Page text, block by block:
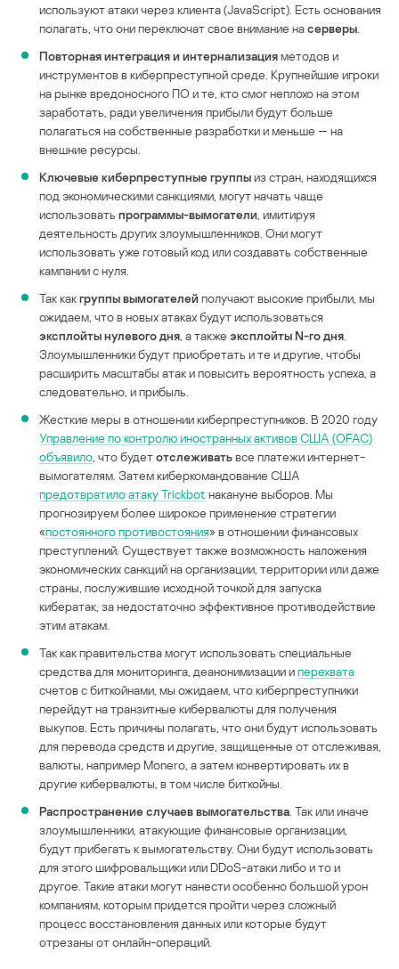
используют атаки через клиента (JavaScript). Есть основания
полагать, что они переключат свое внимание насерверы
Повторная интеграция и интернализацияметодов и
инструментов в киберпреступной среде. Крупнейшие игроки
на рынке вредоносного ПО и те, кто смог неплохо на этом
заработать, ради увеличения прибыли будут больше
полагаться на собственные разработки и меньше — на
внешние ресурсы.
Ключевые киберпреступные группыиз стран, находящихся
под экономическими санкциями, могут начать чаще
использовать программы-вымогатели , имитируя
деятельность других злоумышленников. Они могут
использовать уже готовый код или создавать собственные
кампании с нуля.
Так какгруппы вымогателейполучают высокие прибыли, мы
ожидаем, что в новых атаках будут использоваться
эксплойты нулевого дня , а также эксплойты N-го дня
Злоумышленники будут приобретать и те и другие, чтобы
расширить масштабы атак и повысить вероятность успеха, а
следовательно, и прибыль.
Жесткие меры в отношении киберпреступников. В 2020 году
Управление по контролю иностранных активов США (OFAC)
объявило , что будетотслеживатьвсе платежи интернет-
вымогателям. Затем киберкомандование США
предотвратило атаку Trickbot накануне выборов. Мы
прогнозируем более широкое применение стратегии
«постоянного противостояния» в отношении финансовых
преступлений. Существует также возможность наложения
экономических санкций на организации, территории или даже
страны, послужившие исходной точкой для запуска
кибератак, за недостаточно эффективное противодействие
этим атакам.
Так как правительства могут использовать специальные
средства для мониторинга, деанонимизации иперехвата
счетов с биткойнами, мы ожидаем, что киберпреступники
перейдут на транзитные кибервалюты для получения
выкупов. Есть причины полагать, что они будут использовать
для перевода средств и другие, защищенные от отслеживая,
валюты, например Monero, а затем конвертировать их в
другие кибервалюты, в том числе биткойны.
Распространение случаев вымогательства . Так или иначе
злоумышленники, атакующие финансовые организации,
будут прибегать к вымогательству. Они будут использовать
для этого шифровальщики или DDoS-атаки либо и то и
другое. Такие атаки могут нанести особенно большой урон
компаниям, которым придется пройти через сложный
процесс восстановления данных или которые будут
отрезаны от онлайн-операций.